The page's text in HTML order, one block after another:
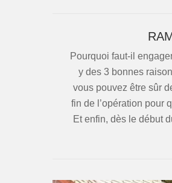
Pourquoi faut-il
y des 3 bonnes
vous pouvez être sûr
fin de l’opération pour
Et enfin, dès le début